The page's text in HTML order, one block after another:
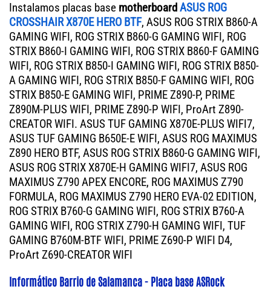
Instalamos placas base motherboardASUS ROG
CROSSHAIR X870E HERO BTF, ASUS ROG STRIX B860-A
GAMING WIFI, ROG STRIX B860-G GAMING WIFI, ROG
STRIX B860-I GAMING WIFI, ROG STRIX B860-F GAMING
WIFI, ROG STRIX B850-I GAMING WIFI, ROG STRIX B850-
A GAMING WIFI, ROG STRIX B850-F GAMING WIFI, ROG
STRIX B850-E GAMING WIFI, PRIME Z890-P, PRIME
Z890M-PLUS WIFI, PRIME Z890-P WIFI, ProArt Z890-
CREATOR WIFI. ASUS TUF GAMING X870E-PLUS WIFI7,
ASUS TUF GAMING B650E-E WIFI, ASUS ROG MAXIMUS
Z890 HERO BTF, ASUS ROG STRIX B860-G GAMING WIFI,
ASUS ROG STRIX X870E-H GAMING WIFI7, ASUS ROG
MAXIMUS Z790 APEX ENCORE, ROG MAXIMUS Z790
FORMULA, ROG MAXIMUS Z790 HERO EVA-02 EDITION,
ROG STRIX B760-G GAMING WIFI, ROG STRIX B760-A
GAMING WIFI, ROG STRIX Z790-H GAMING WIFI, TUF
GAMING B760M-BTF WIFI, PRIME Z690-P WIFI D4,
ProArt Z690-CREATOR WIFI
Informático Barrio de Salamanca - Placa base ASRock